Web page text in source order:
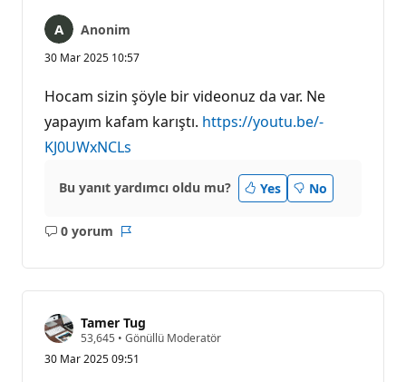
Anonim
30 Mar 2025 10:57
Hocam sizin şöyle bir videonuz da var. Ne
yapayım kafam karıştı. https://youtu.be/-
KJ0UWxNCLs
Bu yanıt yardımcı oldu mu? Yes No
0 yorum
Açıklama
Tamer Tug
53,645 S
y
• Gönüllü Moderatör
30 Mar 2025 09:51